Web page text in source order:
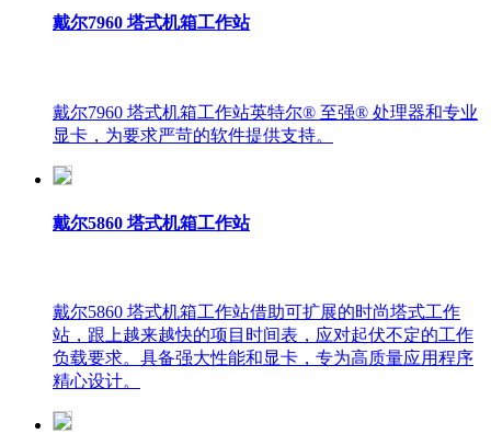
戴尔7960 塔式机箱工作站
戴尔7960 塔式机箱工作站英特尔® 至强® 处理器和专业
显卡，为要求严苛的软件提供支持。
戴尔5860 塔式机箱工作站
戴尔5860 塔式机箱工作站借助可扩展的时尚塔式工作
站，跟上越来越快的项目时间表，应对起伏不定的工作
负载要求。具备强大性能和显卡，专为高质量应用程序
精心设计。